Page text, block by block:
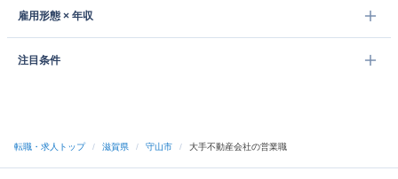
雇用形態 × 年収
注目条件
転職・求人トップ / 滋賀県 / 守山市 / 大手不動産会社の営業職